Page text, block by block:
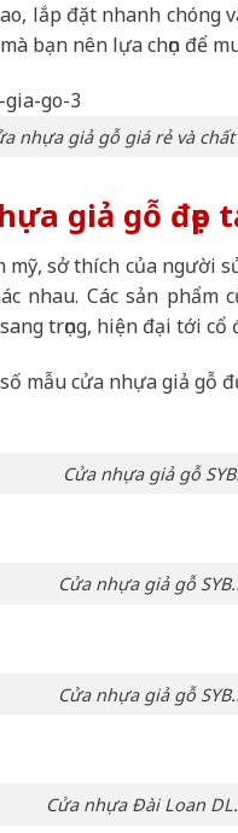
lắp đặt nhanh chóng
bạn nên lựa chọn để
nhựa giả gỗ giá rẻ và
giả gỗ đẹp
mỹ, sở thích của người
nhau. Các sản phẩm
trọng, hiện đại tới cổ
mẫu cửa nhựa giả gỗ
Cửa nhựa giả gỗ
Cửa nhựa giả gỗ
Cửa nhựa giả gỗ
Cửa nhựa Đài Loan